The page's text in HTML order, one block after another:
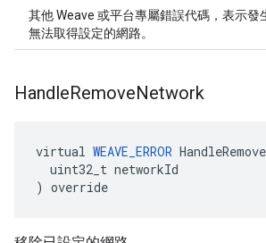
其他 Weave 或平台專屬錯誤代碼，表示發
無法取得設定的網路。
HandleRemoveNetwork
virtual WEAVE_ERROR
  uint32_t networkId
) override